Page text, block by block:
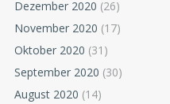
Dezember 2020 (26)
November 2020 (17)
Oktober 2020 (31)
September 2020 (30)
August 2020 (14)